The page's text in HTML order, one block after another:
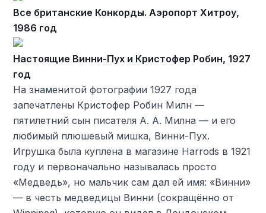
Все британские Конкорды. Аэропорт Хитроу,
1986 год
Настоящие Винни-Пух и Кристофер Робин, 1927
год
На знаменитой фотографии 1927 года
запечатлены Кристофер Робин Милн —
пятилетний сын писателя А. А. Милна — и его
любимый плюшевый мишка, Винни-Пух.
Игрушка была куплена в магазине Harrods в 1921
году и первоначально называлась просто
«Медведь», но мальчик сам дал ей имя: «Винни»
— в честь медведицы Винни (сокращённо от